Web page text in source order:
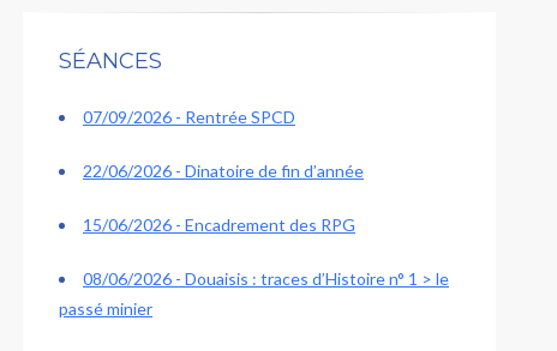
SÉANCES
07/09/2026 - Rentrée SPCD
22/06/2026 - Dinatoire de fin d’année
15/06/2026 - Encadrement des RPG
08/06/2026 - Douaisis : traces d’Histoire n° 1 > le
passé minier